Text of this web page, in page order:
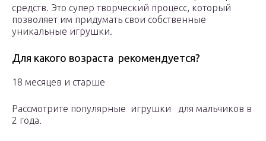
средств. Это супер творческий процесс, который
позволяет им придумать свои собственные
уникальные игрушки.
Для какого возраста рекомендуется?
18 месяцев и старше
Рассмотрите популярные игрушки для мальчиков в
2 года.